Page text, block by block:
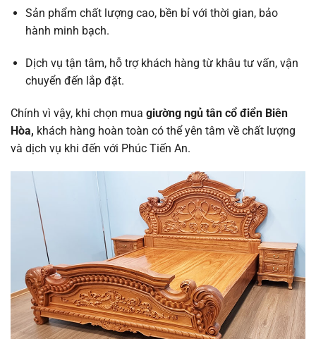
Sản phẩm chất lượng cao, bền bỉ với thời gian, bảo
hành minh bạch.
Dịch vụ tận tâm, hỗ trợ khách hàng từ khâu tư vấn, vận
chuyển đến lắp đặt.
Chính vì vậy, khi chọn mua giường ngủ tân cổ điển Biên
Hòa, khách hàng hoàn toàn có thể yên tâm về chất lượng
và dịch vụ khi đến với Phúc Tiến An.